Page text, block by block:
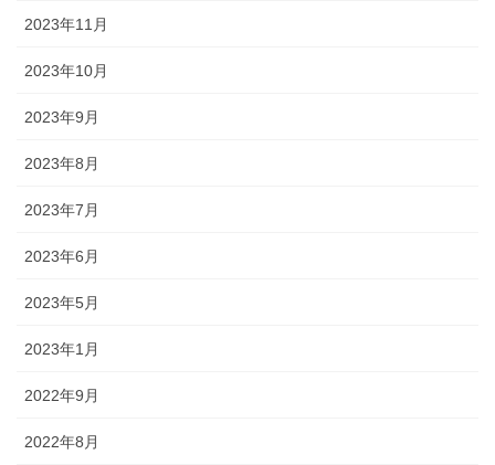
2023年11月
2023年10月
2023年9月
2023年8月
2023年7月
2023年6月
2023年5月
2023年1月
2022年9月
2022年8月